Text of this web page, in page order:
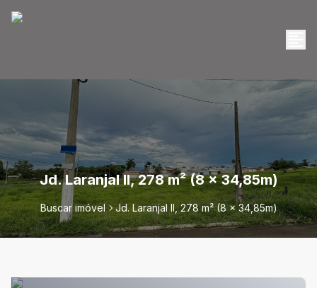
Jd. Laranjal II, 278 m² (8 x 34,85m)
Buscar imóvel Jd. Laranjal II, 278 m² (8 x 34,85m)